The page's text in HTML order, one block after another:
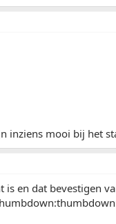
inziens mooi bij het
en dat bevestigen